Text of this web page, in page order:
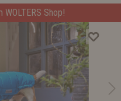
Shop!